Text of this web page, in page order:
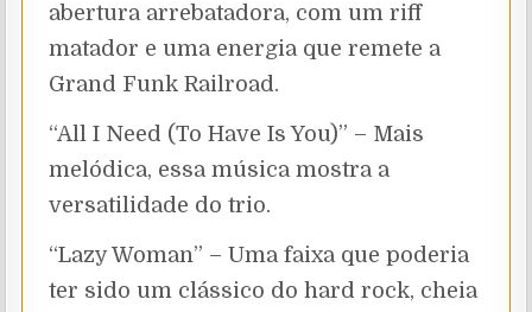
abertura arrebatadora, com um riff
matador e uma energia que remete a
Grand Funk Railroad.
“All I Need (To Have Is You)” – Mais
melódica, essa música mostra a
versatilidade do trio.
“Lazy Woman” – Uma faixa que poderia
ter sido um clássico do hard rock, cheia